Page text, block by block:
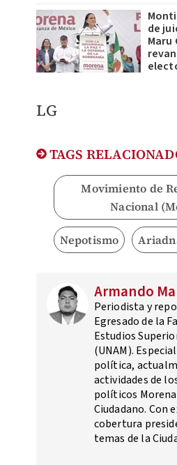
de
Maru
LG
TAGS
Movimiento de
Nacional
Nepotismo
Armando
Periodista y
Egresado de la
Estudios
(UNAM).
política,
actividades de
políticos
Ciudadano. Con
cobertura
temas de la